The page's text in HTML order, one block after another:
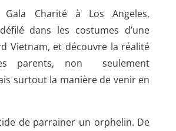
Charité à Los Angeles,
dans les costumes d’une
Vietnam, et découvre la réalité
parents, non
seulement
surtout la manière de venir en
de parrainer un orphelin. De